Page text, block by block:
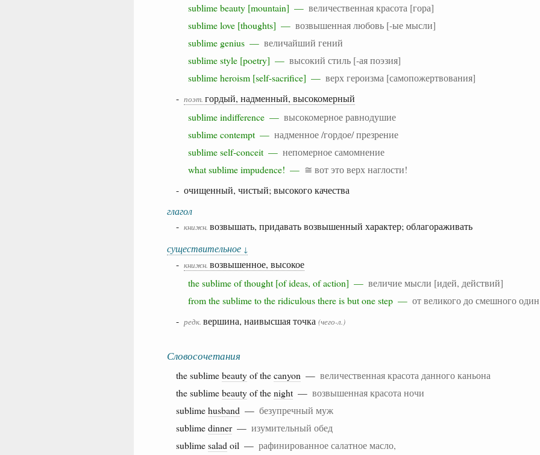
sublime beauty [mountain] — величественная красота [гора]
sublime love [thoughts] — возвышенная любовь [-ые мысли]
sublime genius — величайший гений
sublime style [poetry] — высокий стиль [-ая поэзия]
sublime heroism [self-sacrifice] — верх героизма [самопожертвования]
- поэт. гордый, надменный, высокомерный
sublime indifference — высокомерное равнодушие
sublime contempt — надменное /гордое/ презрение
sublime self-conceit — непомерное самомнение
what sublime impudence! — ≅ вот это верх наглости!
- очищенный, чистый; высокого качества
глагол
- книжн. возвышать, придавать возвышенный характер; облагораживать
существительное ↓
- книжн. возвышенное, высокое
the sublime of thought [of ideas, of action] — величие мысли [идей, действий]
from the sublime to the ridiculous there is but one step — от великого до смешного
- редк. вершина, наивысшая точка (чего-л.)
Словосочетания
the sublimebeautyof thecanyon — величественная красота данного каньона
the sublimebeautyof thenight — возвышенная красота ночи
sublimehusband — безупречный муж
sublimedinner— изумительный обед
sublimesalad oil — рафинированное салатное масло,